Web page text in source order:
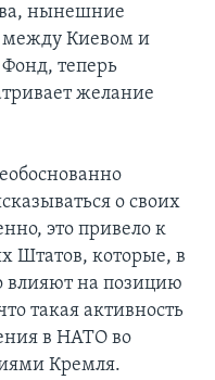
нынешние
Киевом и
теперь
желание
о своих
это привело к
Штатов, которые, в
влияют на позицию
такая активность
в НАТО во
Кремля.